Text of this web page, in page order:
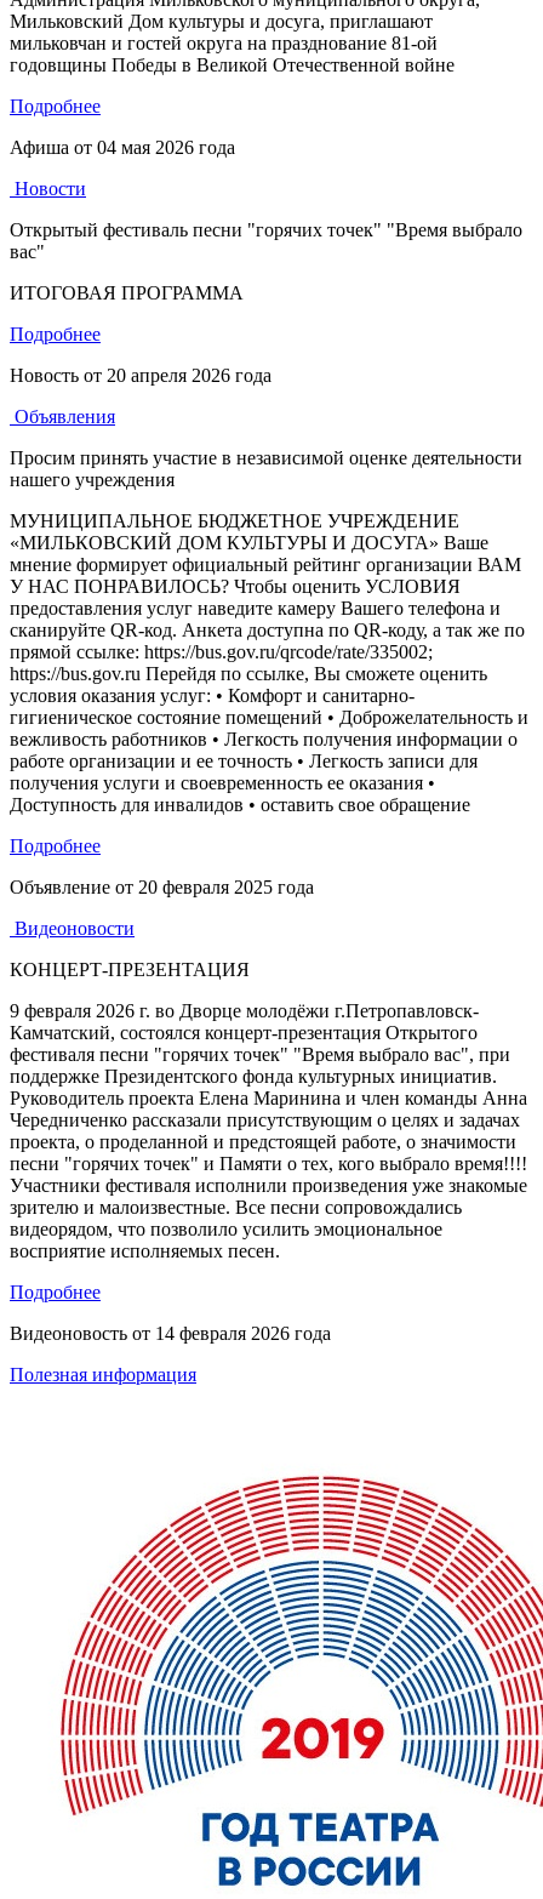
Мильковский Дом культуры и досуга, приглашают
мильковчан и гостей округа на празднование 81-ой
годовщины Победы в Великой Отечественной войне
Подробнее
Афиша от 04 мая 2026 года
Новости
Открытый фестиваль песни "горячих точек" "Время выбрало
вас"
ИТОГОВАЯ ПРОГРАММА
Подробнее
Новость от 20 апреля 2026 года
Объявления
Просим принять участие в независимой оценке деятельности
нашего учреждения
МУНИЦИПАЛЬНОЕ БЮДЖЕТНОЕ УЧРЕЖДЕНИЕ
«МИЛЬКОВСКИЙ ДОМ КУЛЬТУРЫ И ДОСУГА» Ваше
мнение формирует официальный рейтинг организации ВАМ
У НАС ПОНРАВИЛОСЬ? Чтобы оценить УСЛОВИЯ
предоставления услуг наведите камеру Вашего телефона и
сканируйте QR-код. Анкета доступна по QR-коду, а так же по
прямой ссылке: https://bus.gov.ru/qrcode/rate/335002;
https://bus.gov.ru Перейдя по ссылке, Вы сможете оценить
условия оказания услуг: • Комфорт и санитарно-
гигиеническое состояние помещений • Доброжелательность и
вежливость работников • Легкость получения информации о
работе организации и ее точность • Легкость записи для
получения услуги и своевременность ее оказания •
Доступность для инвалидов • оставить свое обращение
Подробнее
Объявление от 20 февраля 2025 года
Видеоновости
КОНЦЕРТ-ПРЕЗЕНТАЦИЯ
9 февраля 2026 г. во Дворце молодёжи г.Петропавловск-
Камчатский, состоялся концерт-презентация Открытого
фестиваля песни "горячих точек" "Время выбрало вас", при
поддержке Президентского фонда культурных инициатив.
Руководитель проекта Елена Маринина и член команды Анна
Чередниченко рассказали присутствующим о целях и задачах
проекта, о проделанной и предстоящей работе, о значимости
песни "горячих точек" и Памяти о тех, кого выбрало время!!!!
Участники фестиваля исполнили произведения уже знакомые
зрителю и малоизвестные. Все песни сопровождались
видеорядом, что позволило усилить эмоциональное
восприятие исполняемых песен.
Подробнее
Видеоновость от 14 февраля 2026 года
Полезная информация